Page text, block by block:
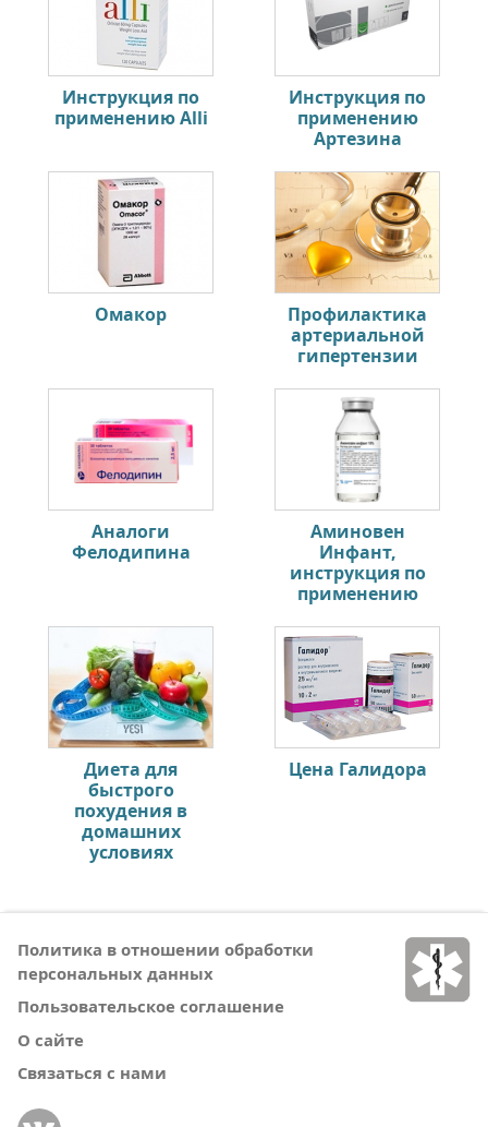
Инструкция по
применению Alli
Инструкция по
применению
Артезина
Омакор
Профилактика
артериальной
гипертензии
Аналоги
Фелодипина
Аминовен
Инфант,
инструкция по
применению
Диета для
быстрого
похудения в
домашних
условиях
Цена Галидора
Политика в отношении обработки
персональных данных
Пользовательское соглашение
О сайте
Связаться с нами